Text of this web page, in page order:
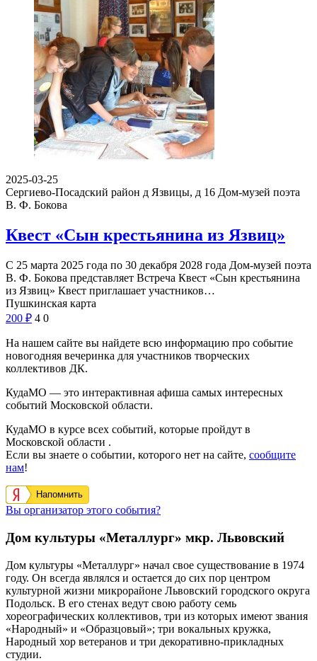
2025-03-25
Сергиево-Посадский район д Язвицы, д 16 Дом-музей поэта
В. Ф. Бокова
Квест «Сын крестьянина из Язвиц»
С 25 марта 2025 года по 30 декабря 2028 года Дом-музей поэта
В. Ф. Бокова представляет Встреча Квест «Сын крестьянина
из Язвиц» Квест приглашает участников…
Пушкинская карта
200 ₽ 4 0
На нашем сайте вы найдете всю информацию про событие
новогодняя вечеринка для участников творческих
коллективов ДК.
КудаМО — это интерактивная афиша самых интересных
событий Московской области.
КудаМО в курсе всех событий, которые пройдут в
Московской области .
Если вы знаете о событии, которого нет на сайте, сообщите
нам!
Напомнить
Вы организатор этого события?
Дом культуры «Металлург» мкр. Львовский
Дом культуры «Металлург» начал свое существование в 1974
году. Он всегда являлся и остается до сих пор центром
культурной жизни микрорайоне Львовский городского округа
Подольск. В его стенах ведут свою работу семь
хореографических коллективов, три из которых имеют звания
«Народный» и «Образцовый»; три вокальных кружка,
Народный хор ветеранов и три декоративно-прикладных
студии.